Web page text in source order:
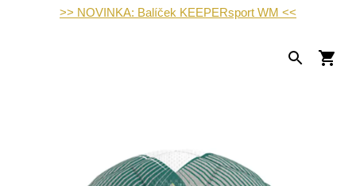
>> NOVINKA: Balíček KEEPERsport WM <<